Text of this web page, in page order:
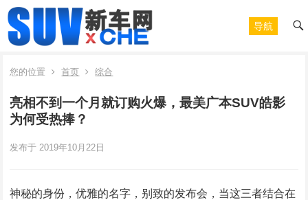
导航
您的位置 首页 综合
亮相不到一个月就订购火爆，最美广本SUV皓影
为何受热捧？
发布于 2019年10月22日
神秘的身份，优雅的名字，别致的发布会，当这三者结合在